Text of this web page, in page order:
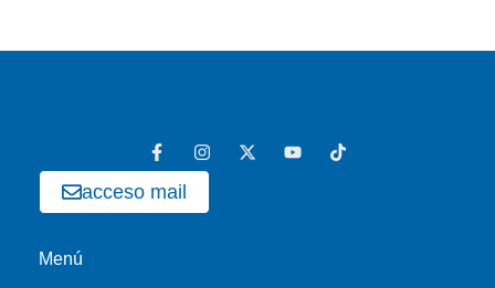
acceso mail
Menú